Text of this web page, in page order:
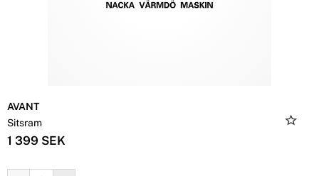
AVANT
Sitsram
1 399 SEK